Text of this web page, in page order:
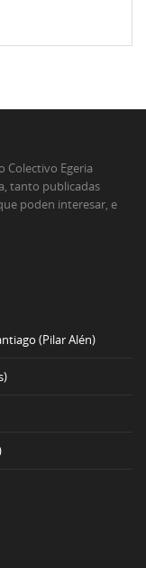
Colectivo Egeria
tanto publicadas
poden interesar, e
(Pilar Alén)